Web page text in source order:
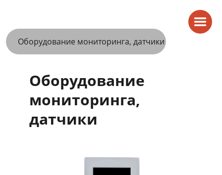
Оборудование мониторинга, датчики
Оборудование
мониторинга,
датчики